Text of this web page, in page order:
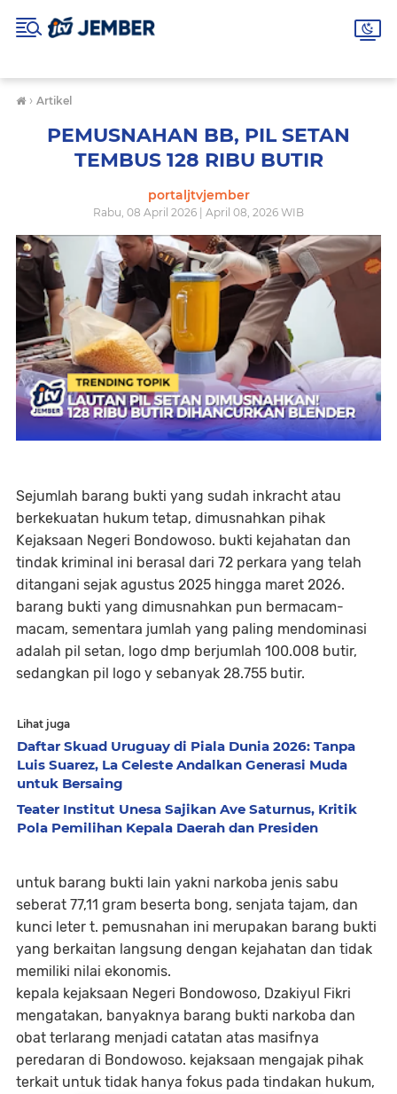
› Artikel
PEMUSNAHAN BB, PIL SETAN
TEMBUS 128 RIBU BUTIR
portaljtvjember
Rabu, 08 April 2026 | April 08, 2026 WIB
Sejumlah barang bukti yang sudah inkracht atau
berkekuatan hukum tetap, dimusnahkan pihak
Kejaksaan Negeri Bondowoso. bukti kejahatan dan
tindak kriminal ini berasal dari 72 perkara yang telah
ditangani sejak agustus 2025 hingga maret 2026.
barang bukti yang dimusnahkan pun bermacam-
macam, sementara jumlah yang paling mendominasi
adalah pil setan, logo dmp berjumlah 100.008 butir,
sedangkan pil logo y sebanyak 28.755 butir.
Lihat juga
Daftar Skuad Uruguay di Piala Dunia 2026: Tanpa
Luis Suarez, La Celeste Andalkan Generasi Muda
untuk Bersaing
Teater Institut Unesa Sajikan Ave Saturnus, Kritik
Pola Pemilihan Kepala Daerah dan Presiden
untuk barang bukti lain yakni narkoba jenis sabu
seberat 77,11 gram beserta bong, senjata tajam, dan
kunci leter t. pemusnahan ini merupakan barang bukti
yang berkaitan langsung dengan kejahatan dan tidak
memiliki nilai ekonomis.
kepala kejaksaan Negeri Bondowoso, Dzakiyul Fikri
mengatakan, banyaknya barang bukti narkoba dan
obat terlarang menjadi catatan atas masifnya
peredaran di Bondowoso. kejaksaan mengajak pihak
terkait untuk tidak hanya fokus pada tindakan hukum,